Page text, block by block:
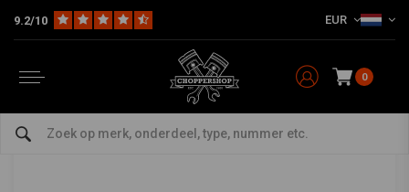
9.2/10 EUR
0
HD Spatborden Harley Chromen vroege stijl Fender Tip Reliëf 73-84 XL, FX, FXR
Chromen vroege stijl Fender Tip Reliëf 73-84
XL, FX, FXR